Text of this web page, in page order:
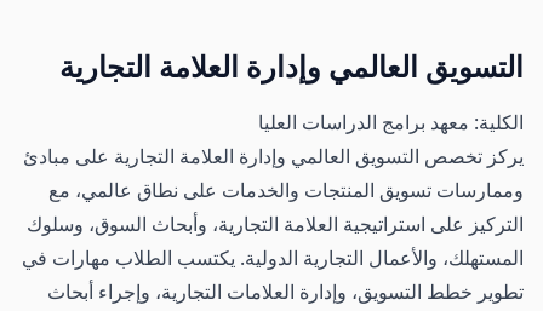
التسويق العالمي وإدارة العلامة التجارية
الكلية: معهد برامج الدراسات العليا
يركز تخصص التسويق العالمي وإدارة العلامة التجارية على مبادئ
وممارسات تسويق المنتجات والخدمات على نطاق عالمي، مع
التركيز على استراتيجية العلامة التجارية، وأبحاث السوق، وسلوك
المستهلك، والأعمال التجارية الدولية. يكتسب الطلاب مهارات في
تطوير خطط التسويق، وإدارة العلامات التجارية، وإجراء أبحاث